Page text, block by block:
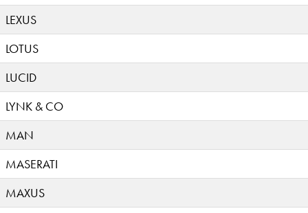
LEXUS
LOTUS
LUCID
LYNK & CO
MAN
MASERATI
MAXUS